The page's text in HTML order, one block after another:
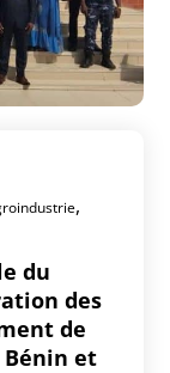
,
du
des
de
Bénin et